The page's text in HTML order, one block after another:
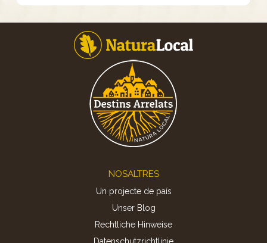
NOSALTRES
Un projecte de país
Unser Blog
Rechtliche Hinweise
Datenschutzrichtlinie